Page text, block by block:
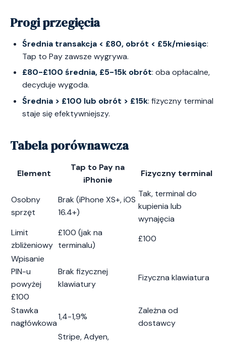
Progi przegięcia
Średnia transakcja < £80, obrót < £5k/miesiąc:
Tap to Pay zawsze wygrywa.
£80-£100 średnia, £5-15k obrót: oba opłacalne,
decyduje wygoda.
Średnia > £100 lub obrót > £15k: fizyczny terminal
staje się efektywniejszy.
Tabela porównawcza
Element
Tap to Pay na
iPhonie
Fizyczny terminal
Osobny
sprzęt
Brak (iPhone XS+, iOS
16.4+)
Tak, terminal do
kupienia lub
wynajęcia
Limit
zbliżeniowy
£100 (jak na
terminalu)
£100
Wpisanie
PIN-u
powyżej
£100
Brak fizycznej
klawiatury
Fizyczna klawiatura
Stawka
nagłówkowa
1,4-1,9%
Zależna od
dostawcy
Stripe, Adyen,